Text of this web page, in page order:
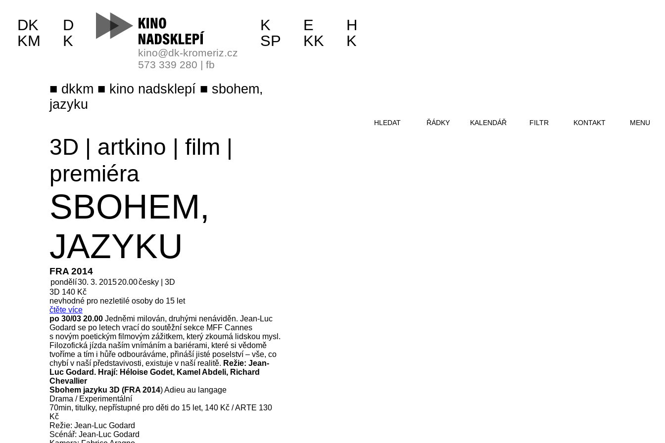
dkkm kino nadsklepí
sbohem,
jazyku
3D | artkino | film |
premiéra
SBOHEM,
JAZYKU
FRA 2014
pondělí30. 3. 201520.00česky | 3D
3D 140 Kč
nevhodné pro nezletilé osoby do 15 let
čtěte více
po 30/03 20.00Jedněmi milován, druhými nenáviděn. Jean-Luc
Godard se po letech vrací do soutěžní sekce MFF Cannes
s novým poetickým filmovým zážitkem, který zkoumá lidskou mysl.
Filozofická jízda naším vnímáním a bariérami, které si vědomě
tvoříme a tím i hůře odbouráváme, přináší jisté poselství – vše, co
chybí v naší představivosti, existuje v naší realitě. Režie: Jean-
Luc Godard. Hrají: Héloise Godet, Kamel Abdeli, Richard
Chevallier
Sbohem jazyku 3D (FRA 2014) Adieu au langage
Drama / Experimentální
70min, titulky, nepřístupné pro děti do 15 let, 140 Kč / ARTE 130
Kč
Režie: Jean-Luc Godard
Scénář: Jean-Luc Godard
DK
KM
D
K
kino@dk-kromeriz.cz
573 339 280 | fb
K
SP
E
KK
H
K
HLEDAT ŘÁDKY KALENDÁŘ FILTR KONTAKT MENU